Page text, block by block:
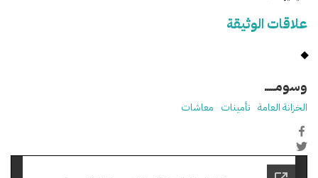
علاقات الوثيقة
وسومـــــ
الخزانة العامة تأمينات معاشات